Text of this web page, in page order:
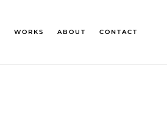
WORKS ABOUT CONTACT